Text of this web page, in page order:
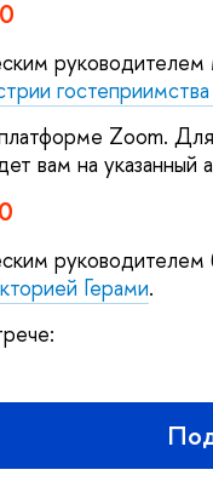
Zoom.
вам на указанный
руководителем
Герами.